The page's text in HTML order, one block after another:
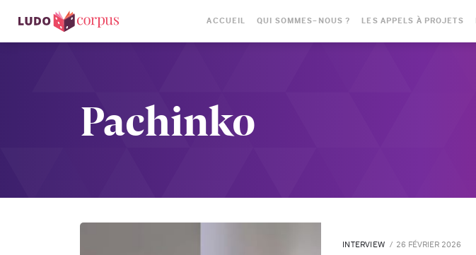
ACCUEIL QUI SOMMES-NOUS ? LES APPELS À PROJETS
Pachinko
INTERVIEW 26 FÉVRIER 2026